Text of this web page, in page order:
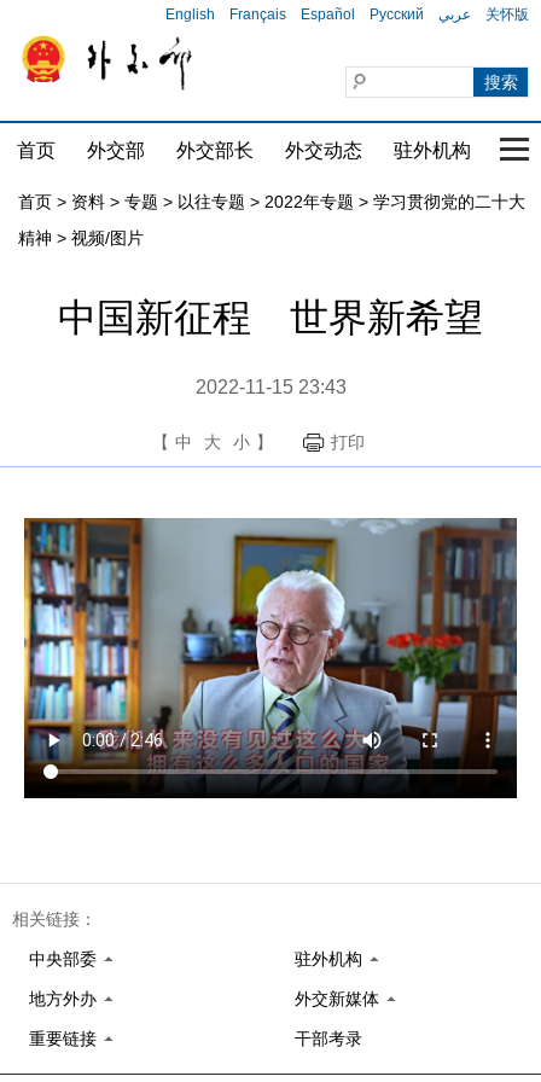
English Français Español Русский عربي 关怀版
首页 外交部 外交部长 外交动态 驻外机构 国
首页 > 资料 > 专题 > 以往专题 > 2022年专题 > 学习贯彻党的二十大
精神 > 视频/图片
中国新征程 世界新希望
2022-11-15 23:43
【 中 大 小 】 打印
相关链接：
中央部委 驻外机构
地方外办 外交新媒体
重要链接 干部考录